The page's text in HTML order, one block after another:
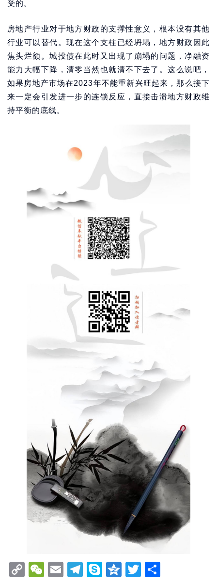
受的。
房地产行业对于地方财政的支撑性意义，根本没有其他
行业可以替代。现在这个支柱已经坍塌，地方财政因此
焦头烂额。城投债在此时又出现了崩塌的问题，净融资
能力大幅下降，清零当然也就清不下去了。这么说吧，
如果房地产市场在2023年不能重新兴旺起来，那么接下
来一定会引发进一步的连锁反应，直接击溃地方财政维
持平衡的底线。
CopyWeChat
EmailTelegram
SkypeQzoneTwitter